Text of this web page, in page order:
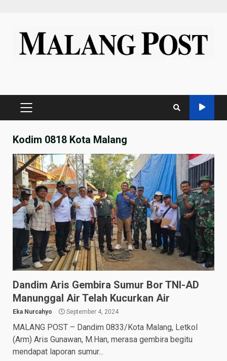
content
PRIMARY
Kodim 0818 Kota Malang
Dandim Aris Gembira Sumur Bor TNI-AD
Manunggal Air Telah Kucurkan Air
Eka Nurcahyo September 4, 2024
MALANG POST – Dandim 0833/Kota Malang, Letkol
(Arm) Aris Gunawan, M.Han, merasa gembira begitu
mendapat laporan sumur...